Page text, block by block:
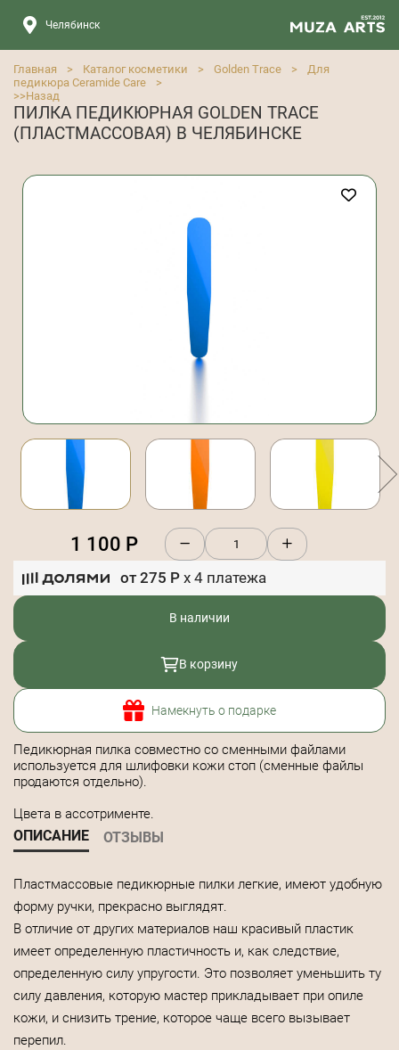
Челябинск
Главная > Каталог косметики > Golden Trace >
Для
педикюра Ceramide Care
>
>>Назад
ПИЛКА ПЕДИКЮРНАЯ GOLDEN TRACE
(ПЛАСТМАССОВАЯ) В ЧЕЛЯБИНСКЕ
1 100 Р
от 275 Р x 4 платежа
В наличии
В корзину
Намекнуть о подарке
Педикюрная пилка совместно со сменными файлами
используется для шлифовки кожи стоп (сменные файлы
продаются отдельно).
Цвета в ассотрименте.
ОПИСАНИЕ ОТЗЫВЫ
Пластмассовые педикюрные пилки легкие, имеют удобную
форму ручки, прекрасно выглядят.
В отличие от других материалов наш красивый пластик
имеет определенную пластичность и, как следствие,
определенную силу упругости. Это позволяет уменьшить ту
силу давления, которую мастер прикладывает при опиле
кожи, и снизить трение, которое чаще всего вызывает
перепил.